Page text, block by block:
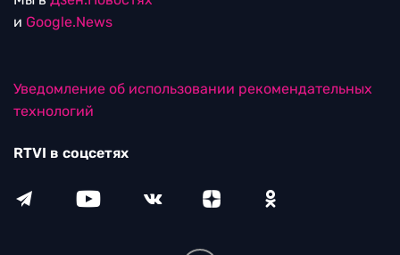
и Google.News
Уведомление об использовании рекомендательных
технологий
RTVI в соцсетях